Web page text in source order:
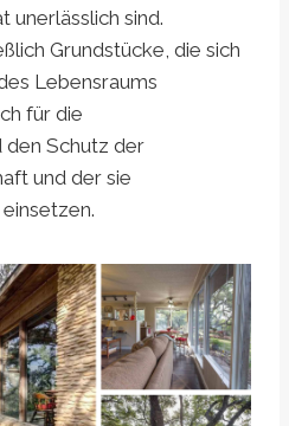
unerlässlich sind.
Grundstücke, die sich
Lebensraums
für die
Schutz der
und der sie